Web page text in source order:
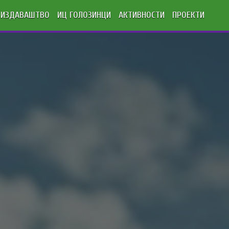
ИЗДАВАШТВО ИЦ ГОЛОЗИНЦИ АКТИВНОСТИ ПРОЕКТИ